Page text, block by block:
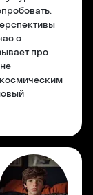
с
про
космическим